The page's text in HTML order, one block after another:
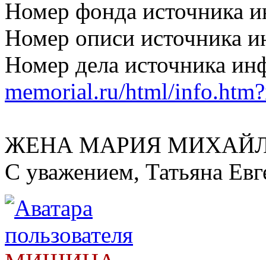
Номер фонда источника
Номер описи источника
Номер дела источника
memorial.ru/html/
ЖЕНА МАРИЯ
С уважением, Татьяна